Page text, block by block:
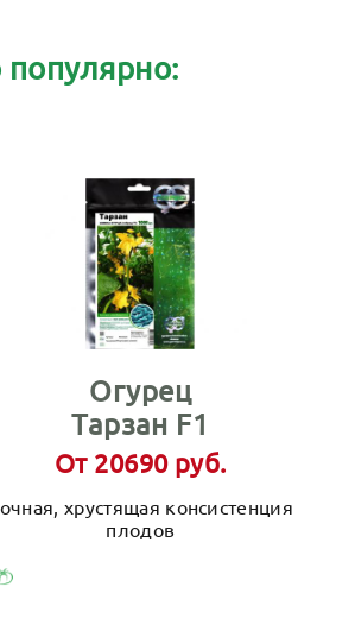
Огурец
Тарзан F1
От 20690 руб.
хрустящая консистенция
плодов